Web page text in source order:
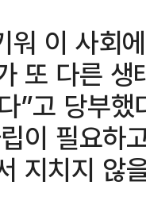
워 이 사회
또 다른
”고 당부했
이 필요하
지치지 않